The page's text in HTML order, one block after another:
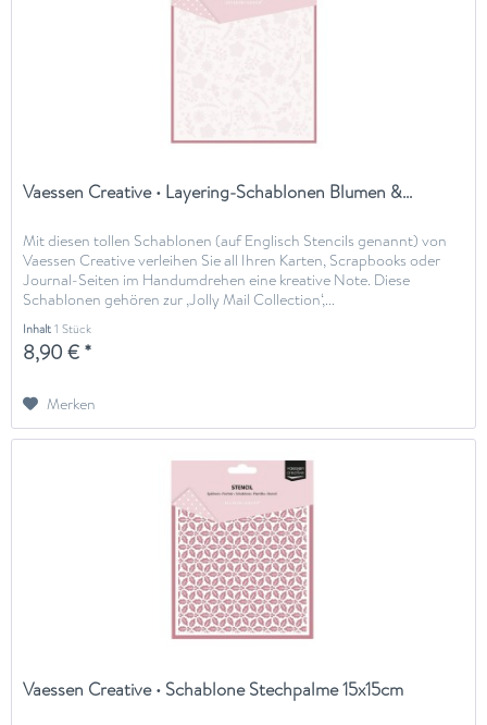
Vaessen Creative • Layering-Schablonen Blumen &...
Mit diesen tollen Schablonen (auf Englisch Stencils genannt) von
Vaessen Creative verleihen Sie all Ihren Karten, Scrapbooks oder
Journal-Seiten im Handumdrehen eine kreative Note. Diese
Schablonen gehören zur ‚Jolly Mail Collection‘,...
Inhalt1 Stück
8,90 € *
Merken
Vaessen Creative • Schablone Stechpalme 15x15cm